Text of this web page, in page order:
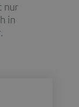
nur
in